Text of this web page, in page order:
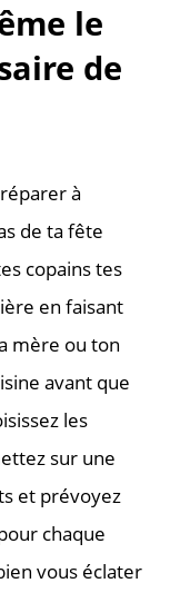
le
de
à
de ta fête
copains tes
en faisant
mère ou ton
avant que
les
sur une
et prévoyez
chaque
vous éclater